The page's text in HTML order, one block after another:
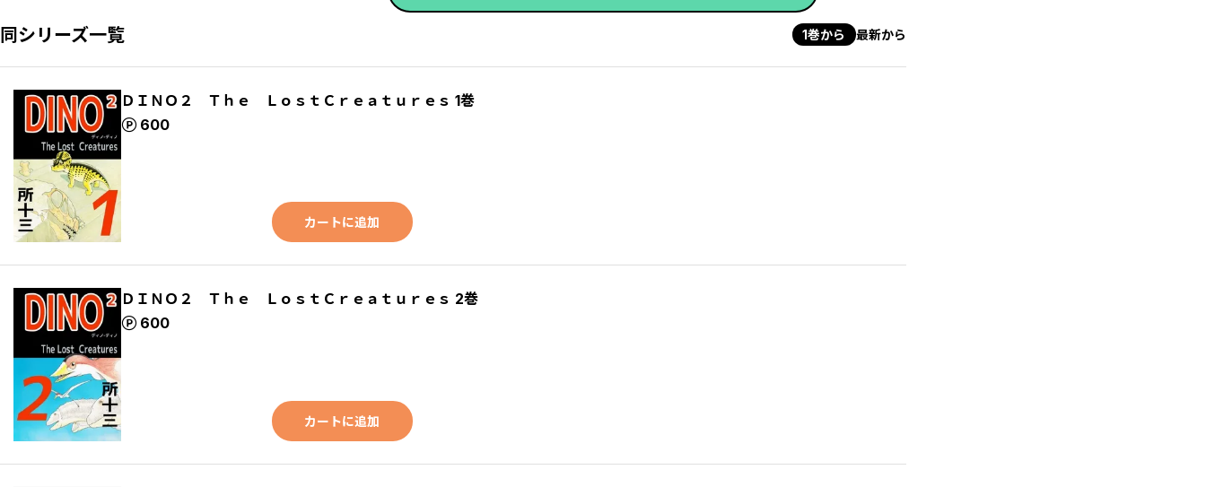
同シリーズ一覧 1巻から 最新から
ＤＩＮＯ２ Ｔｈｅ ＬｏｓｔＣｒｅａｔｕｒｅｓ 1巻
600
ポイント
カートに追加
ＤＩＮＯ２ Ｔｈｅ ＬｏｓｔＣｒｅａｔｕｒｅｓ 2巻
600
ポイント
カートに追加